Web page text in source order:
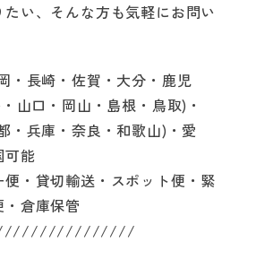
い、そんな方も気軽にお問い
・長崎・佐賀・大分・鹿児
山口・岡山・島根・鳥取)・
・兵庫・奈良・和歌山)・愛
可能
・貸切輸送・スポット便・緊
倉庫保管